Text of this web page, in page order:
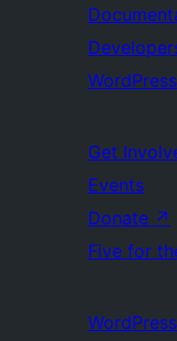
Get
Events
Donate ↗
Five for